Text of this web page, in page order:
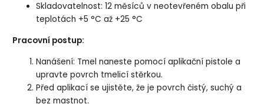
Skladovatelnost: 12 měsíců v neotevřeném obalu při
teplotách +5 °C až +25 °C
Pracovní postup:
Nanášení: Tmel naneste pomocí aplikační pistole a
upravte povrch tmelicí stěrkou.
Před aplikací se ujistěte, že je povrch čistý, suchý a
bez mastnot.